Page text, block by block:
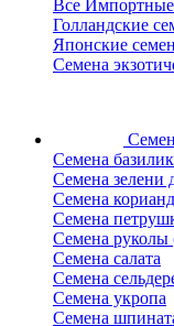
Все
Голландские
Японские
Семена
Семена
Семена зелени
Семена
Семена
Семена руколы
Семена салата
Семена
Семена укропа
Семена